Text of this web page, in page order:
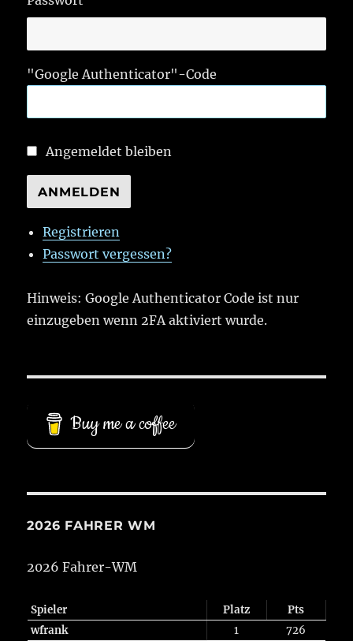
"Google Authenticator"-Code
Angemeldet bleiben
ANMELDEN
Registrieren
Passwort vergessen?
Hinweis: Google Authenticator Code ist nur
einzugeben wenn 2FA aktiviert wurde.
Buy me a coffee
2026 FAHRER WM
2026 Fahrer-WM
Spieler Platz
Pts
wfrank
1
726